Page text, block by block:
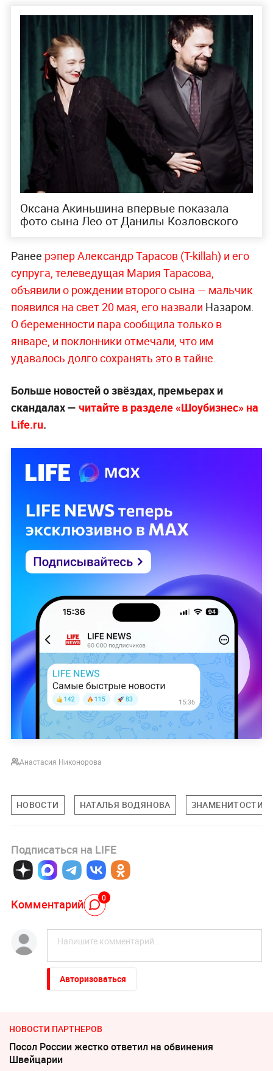
Оксана Акиньшина впервые показала
фото сына Лео от Данилы Козловского
Ранее рэпер Александр Тарасов (T-killah) и его
супруга, телеведущая Мария Тарасова,
объявили о рождении второго сына — мальчик
появился на свет 20 мая, его назвали Назаром.
О беременности пара сообщила только в
январе, и поклонники отмечали, что им
удавалось долго сохранять это в тайне.
Больше новостей о звёздах, премьерах и
скандалах — читайте в разделе «Шоубизнес» на
Life.ru.
Анастасия Никонорова
НОВОСТИ НАТАЛЬЯ ВОДЯНОВА ЗНАМЕНИТОСТИ
Подписаться на LIFE
Комментарий 0
Авторизоваться
НОВОСТИ ПАРТНЕРОВ
Посол России жестко ответил на обвинения
Швейцарии